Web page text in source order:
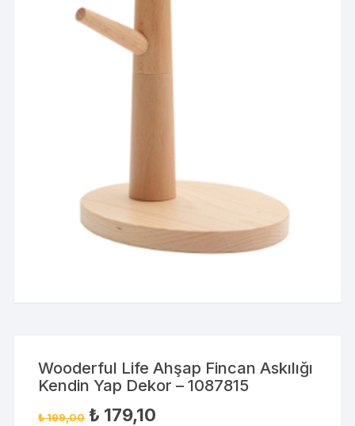
Wooderful Life Ahşap Fincan Askılığı
Kendin Yap Dekor – 1087815
₺199,00 ₺ 179,10